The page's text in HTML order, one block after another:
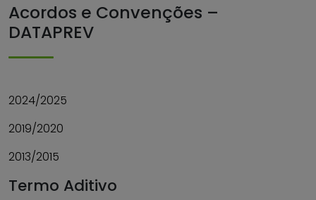
Acordos e Convenções –
DATAPREV
2024/2025
2019/2020
2013/2015
Termo Aditivo